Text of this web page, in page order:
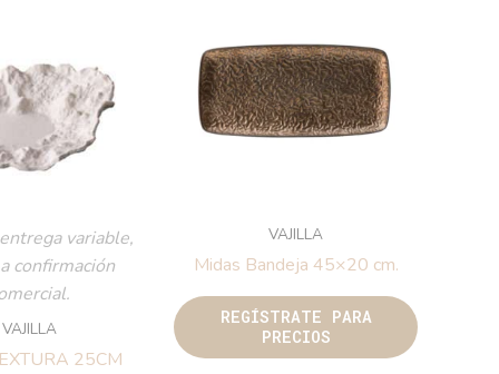
variable,
confirmación
VAJILLA
25CM
VAJILLA
Midas Bandeja 45×20 cm.
REGÍSTRATE PARA
PRECIOS